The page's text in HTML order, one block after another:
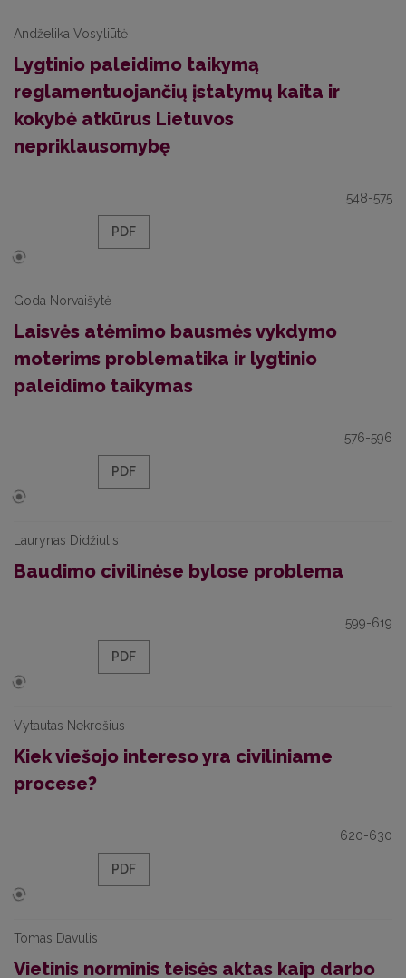
Andželika Vosyliūtė
Lygtinio paleidimo taikymą
reglamentuojančių įstatymų kaita ir
kokybė atkūrus Lietuvos
nepriklausomybę
548-575
PDF
Goda Norvaišytė
Laisvės atėmimo bausmės vykdymo
moterims problematika ir lygtinio
paleidimo taikymas
576-596
PDF
Laurynas Didžiulis
Baudimo civilinėse bylose problema
599-619
PDF
Vytautas Nekrošius
Kiek viešojo intereso yra civiliniame
procese?
620-630
PDF
Tomas Davulis
Vietinis norminis teisės aktas kaip darbo